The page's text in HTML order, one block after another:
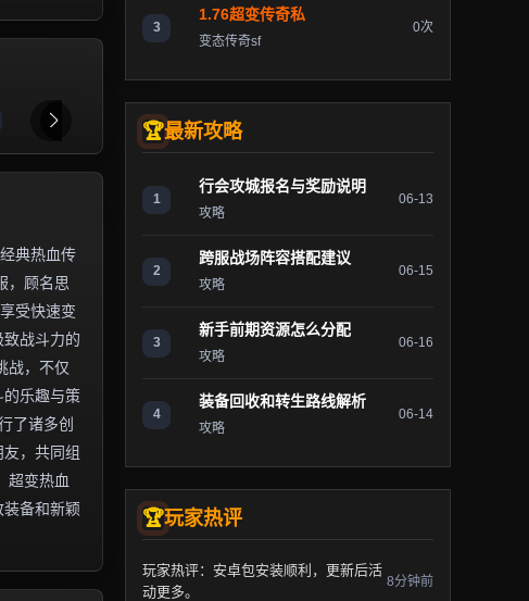
典热血传
，顾名思
受快速变
战斗力的
战，不仅
的乐趣与策
了诸多创
，共同组
超变热血
装备和新颖
3
1.76超变传奇私
变态传奇sf
0次
最新攻略
1
行会攻城报名与奖励说明
攻略
06-13
2
跨服战场阵容搭配建议
攻略
06-15
3
新手前期资源怎么分配
攻略
06-16
4
装备回收和转生路线解析
攻略
06-14
玩家热评
玩家热评：安卓包安装顺利，更新后活
动更多。
8分钟前